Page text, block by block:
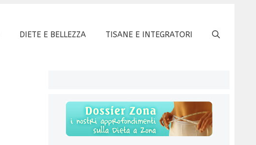
DIETE E BELLEZZA TISANE E INTEGRATORI